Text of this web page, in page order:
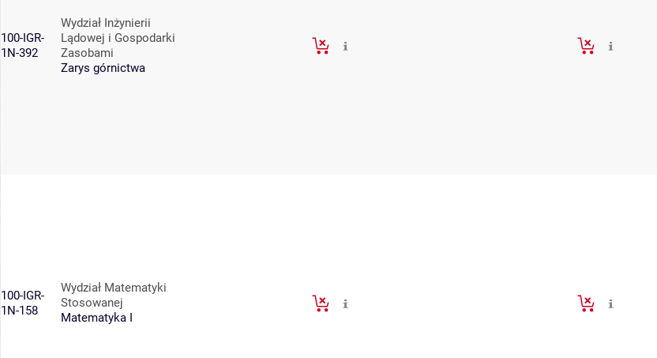
100-IGR-
1N-392
Wydział Inżynierii
Lądowej i Gospodarki
Zasobami
Zarys górnictwa
100-IGR-
1N-158
Wydział Matematyki
Stosowanej
Matematyka I